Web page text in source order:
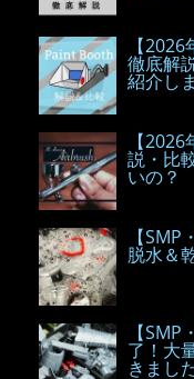
【
徹底解
紹介し
【
説・比
いの？
【
脱水＆
【
了！大
きまし